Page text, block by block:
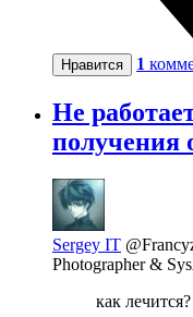
Нравится 1
Не
получения
Sergey IT
Photographer &
как лечится?